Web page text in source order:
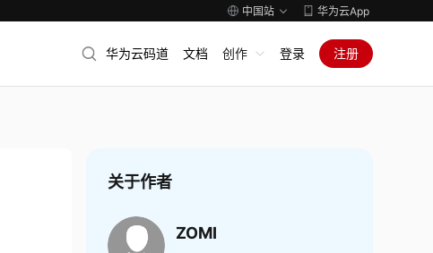
中国站 华为云App
华为云码道 文档 创作 登录 注册
关于作者
ZOMI